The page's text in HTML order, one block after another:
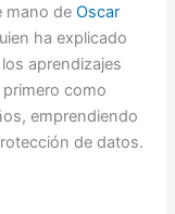
mano deOscar
ha explicado
aprendizajes
como
emprendiendo
de datos.